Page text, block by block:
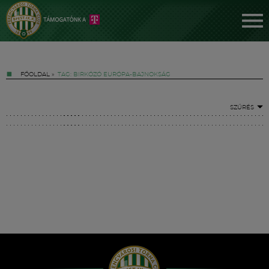
FŐOLDAL » TAG: BIRKÓZÓ EURÓPA-BAJNOKSÁG
SZŰRÉS
Hírek